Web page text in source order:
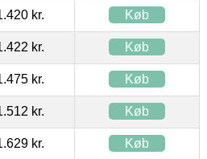
kr. Køb
kr. Køb
kr. Køb
kr. Køb
kr. Køb